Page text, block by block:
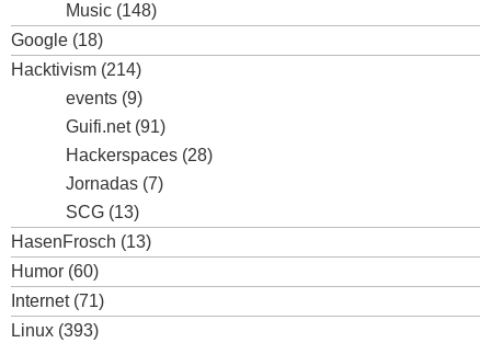
Music (148)
Google (18)
Hacktivism (214)
events (9)
Guifi.net(91)
Hackerspaces (28)
Jornadas (7)
SCG (13)
HasenFrosch (13)
Humor (60)
Internet(71)
Linux (393)